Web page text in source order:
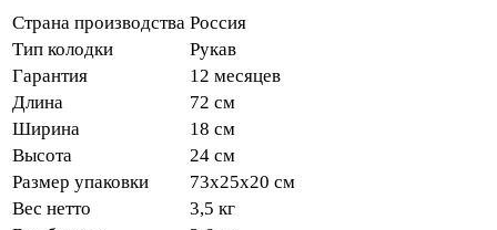
Страна производства Россия
Тип колодки
Рукав
Гарантия
12 месяцев
Длина
72 см
Ширина
18 см
Высота
24 см
Размер упаковки
73х25х20 см
Вес нетто
3,5 кг